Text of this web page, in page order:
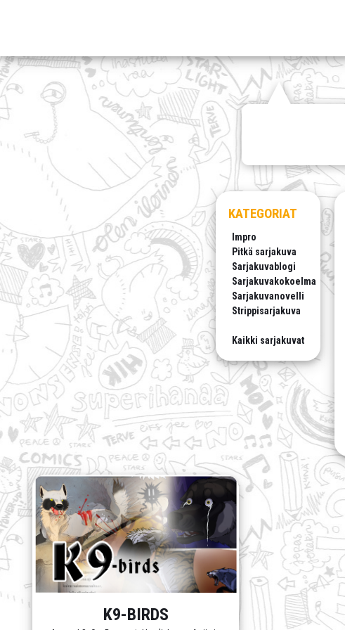
KATEGORIAT
Impro
Pitkä sarjakuva
Sarjakuvablogi
Sarjakuvakokoelma
Sarjakuvanovelli
Strippisarjakuva
Kaikki sarjakuvat
K9-BIRDS